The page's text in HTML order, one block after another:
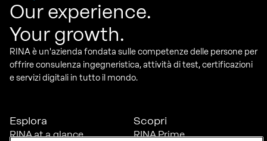
Our experience.
Your growth.
RINA è un'azienda fondata sulle competenze delle persone per
offrire consulenza ingegneristica, attività di test, certificazioni
e servizi digitali in tutto il mondo.
Esplora
RINA at a glance
Scopri
RINA Prime